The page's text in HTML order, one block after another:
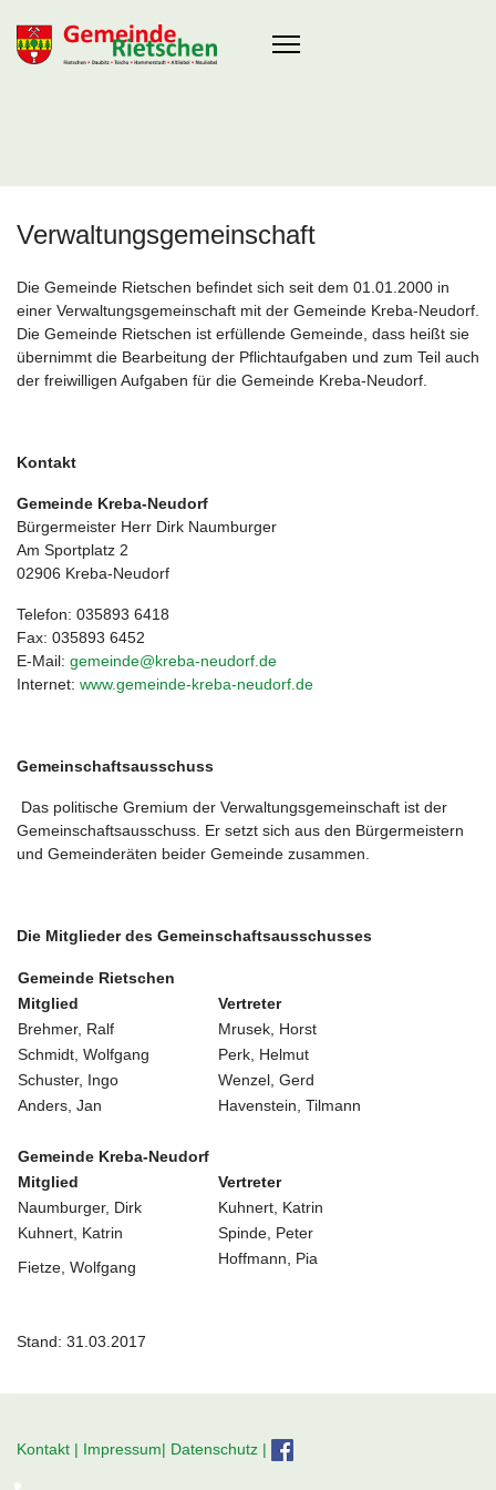
Verwaltungsgemeinschaft
Die Gemeinde Rietschen befindet sich seit dem 01.01.2000 in
einer Verwaltungsgemeinschaft mit der Gemeinde Kreba-Neudorf.
Die Gemeinde Rietschen ist erfüllende Gemeinde, dass heißt sie
übernimmt die Bearbeitung der Pflichtaufgaben und zum Teil auch
der freiwilligen Aufgaben für die Gemeinde Kreba-Neudorf.
Kontakt
Gemeinde Kreba-Neudorf
Bürgermeister Herr Dirk Naumburger
Am Sportplatz 2
02906 Kreba-Neudorf
Telefon: 035893 6418
Fax: 035893 6452
E-Mail: gemeinde@kreba-neudorf.de
Internet: www.gemeinde-kreba-neudorf.de
Gemeinschaftsausschuss
Das politische Gremium der Verwaltungsgemeinschaft ist der
Gemeinschaftsausschuss. Er setzt sich aus den Bürgermeistern
und Gemeinderäten beider Gemeinde zusammen.
Die Mitglieder des Gemeinschaftsausschusses
Gemeinde Rietschen
Mitglied
Vertreter
Brehmer, Ralf
Mrusek, Horst
Schmidt, Wolfgang
Perk, Helmut
Schuster, Ingo
Wenzel, Gerd
Anders, Jan
Havenstein, Tilmann
Gemeinde Kreba-Neudorf
Mitglied
Vertreter
Naumburger, Dirk
Kuhnert, Katrin
Kuhnert, Katrin
Spinde, Peter
Fietze, Wolfgang
Hoffmann, Pia
Stand: 31.03.2017
Kontakt | Impressum| Datenschutz |